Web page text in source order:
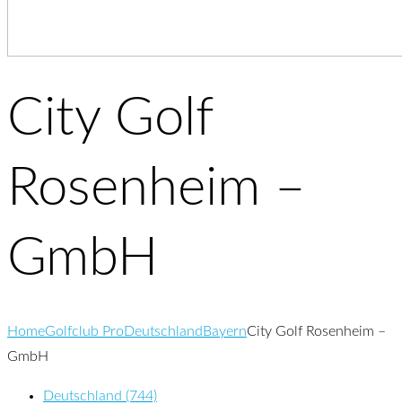
City Golf
Rosenheim –
GmbH
HomeGolfclub ProDeutschland BayernCity Golf Rosenheim –
GmbH
Deutschland (744)